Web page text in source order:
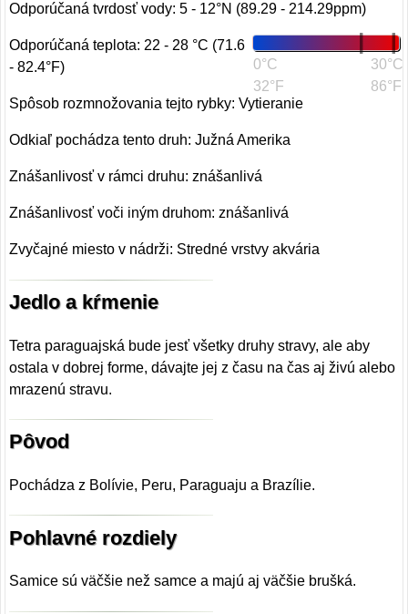
Odporúčaná tvrdosť vody: 5 - 12°N (89.29 - 214.29ppm)
0°C
32°F
30°C
86°F
Odporúčaná teplota: 22 - 28 °C (71.6
- 82.4°F)
Spôsob rozmnožovania tejto rybky: Vytieranie
Odkiaľ pochádza tento druh: Južná Amerika
Znášanlivosť v rámci druhu: znášanlivá
Znášanlivosť voči iným druhom: znášanlivá
Zvyčajné miesto v nádrži: Stredné vrstvy akvária
Jedlo a kŕmenie
Tetra paraguajská bude jesť všetky druhy stravy, ale aby
ostala v dobrej forme, dávajte jej z času na čas aj živú alebo
mrazenú stravu.
Pôvod
Pochádza z Bolívie, Peru, Paraguaju a Brazílie.
Pohlavné rozdiely
Samice sú väčšie než samce a majú aj väčšie brušká.